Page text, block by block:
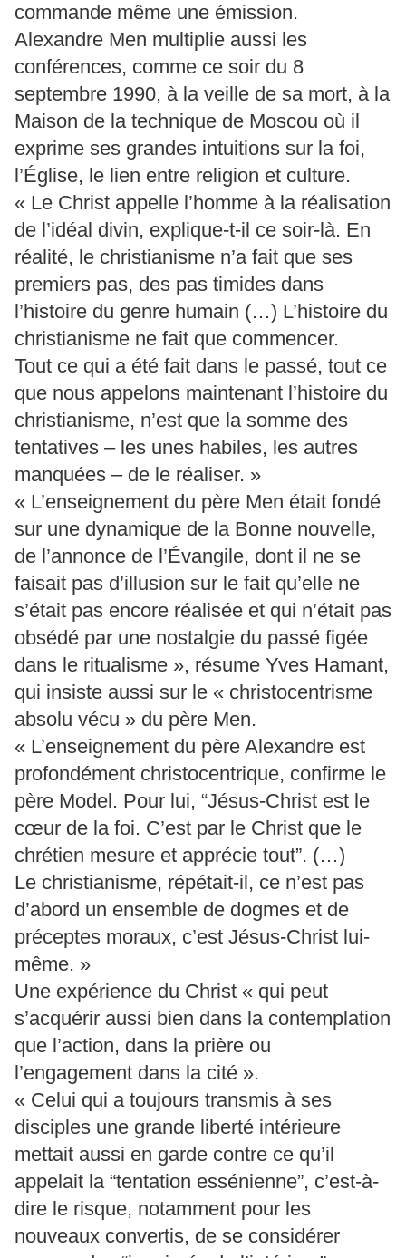
commande même une émission.
Alexandre Men multiplie aussi les
conférences, comme ce soir du 8
septembre 1990, à la veille de sa mort, à la
Maison de la technique de Moscou où il
exprime ses grandes intuitions sur la foi,
l’Église, le lien entre religion et culture.
« Le Christ appelle l’homme à la réalisation
de l’idéal divin, explique-t-il ce soir-là. En
réalité, le christianisme n’a fait que ses
premiers pas, des pas timides dans
l’histoire du genre humain (…) L’histoire du
christianisme ne fait que commencer.
Tout ce qui a été fait dans le passé, tout ce
que nous appelons maintenant l’histoire du
christianisme, n’est que la somme des
tentatives – les unes habiles, les autres
manquées – de le réaliser. »
« L’enseignement du père Men était fondé
sur une dynamique de la Bonne nouvelle,
de l’annonce de l’Évangile, dont il ne se
faisait pas d’illusion sur le fait qu’elle ne
s’était pas encore réalisée et qui n’était pas
obsédé par une nostalgie du passé figée
dans le ritualisme », résume Yves Hamant,
qui insiste aussi sur le « christocentrisme
absolu vécu » du père Men.
« L’enseignement du père Alexandre est
profondément christocentrique, confirme le
père Model. Pour lui, “Jésus-Christ est le
cœur de la foi. C’est par le Christ que le
chrétien mesure et apprécie tout”. (…)
Le christianisme, répétait-il, ce n’est pas
d’abord un ensemble de dogmes et de
préceptes moraux, c’est Jésus-Christ lui-
même. »
Une expérience du Christ « qui peut
s’acquérir aussi bien dans la contemplation
que l’action, dans la prière ou
l’engagement dans la cité ».
« Celui qui a toujours transmis à ses
disciples une grande liberté intérieure
mettait aussi en garde contre ce qu’il
appelait la “tentation essénienne”, c’est-à-
dire le risque, notamment pour les
nouveaux convertis, de se considérer